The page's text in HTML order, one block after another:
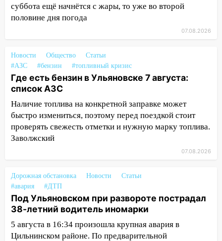
13:00 В суде защитили репутацию
мужчины, которого необоснованно
12:28
Миллион на «льготниках»: в
Ульяновской области перевозчик
провернул хитрую схему с чужими
проездными
12:10 Ульяновский алиментщик накопил
120 тысяч долга
11:49 Снят режим «Ракетная
опасность» на территории Ульяновской
11:30 Кабмин РФ разрешил до 1 июля
2027 года импорт, выпуск и обращение
бензина Евро 2, Евро 3, Евро 4
11:12 Соцсети: на Рябикова автомобиль
врезался в забор
суббота ещё начнётся с жары, то уже во второй
половине дня погода
07.08.2026
Новости Общество
Статьи
#АЗС
#бензин #топливный кризис
Где есть бензин в Ульяновске 7 августа:
список АЗС
Наличие топлива на конкретной заправке может
быстро измениться, поэтому перед поездкой стоит
проверять свежесть отметки и нужную марку топлива.
Заволжский
07.08.2026
Дорожная обстановка Новости
Статьи
#авария
#ДТП
Под Ульяновском при развороте пострадал
38-летний водитель иномарки
5 августа в 16:34 произошла крупная авария в
Цильнинском районе. По предварительной